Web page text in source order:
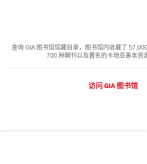
查询 GIA 图书馆馆藏目录，图书馆内收藏了
700 种期刊以及著名的卡地亚善本资
访问 GIA 图书馆